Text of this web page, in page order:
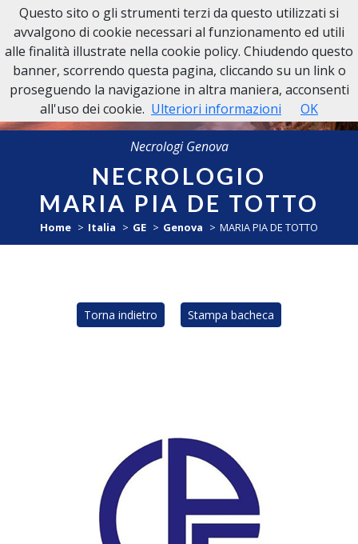
NECROLOGI GENOVA
Necrologi Genova
NECROLOGIO
MARIA PIA DE TOTTO
Home Italia GE Genova MARIA PIA DE TOTTO
Torna indietro Stampa bacheca
Questo sito o gli strumenti terzi da questo utilizzati si
avvalgono di cookie necessari al funzionamento ed utili
alle finalità illustrate nella cookie policy. Chiudendo questo
banner, scorrendo questa pagina, cliccando su un link o
proseguendo la navigazione in altra maniera, acconsenti
all'uso dei cookie. Ulteriori informazioni OK